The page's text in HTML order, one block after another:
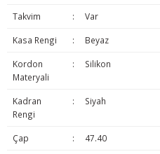
Takvim : Var
Kasa Rengi : Beyaz
Kordon
Materyali
: Silikon
Kadran
Rengi
: Siyah
Çap : 47.40